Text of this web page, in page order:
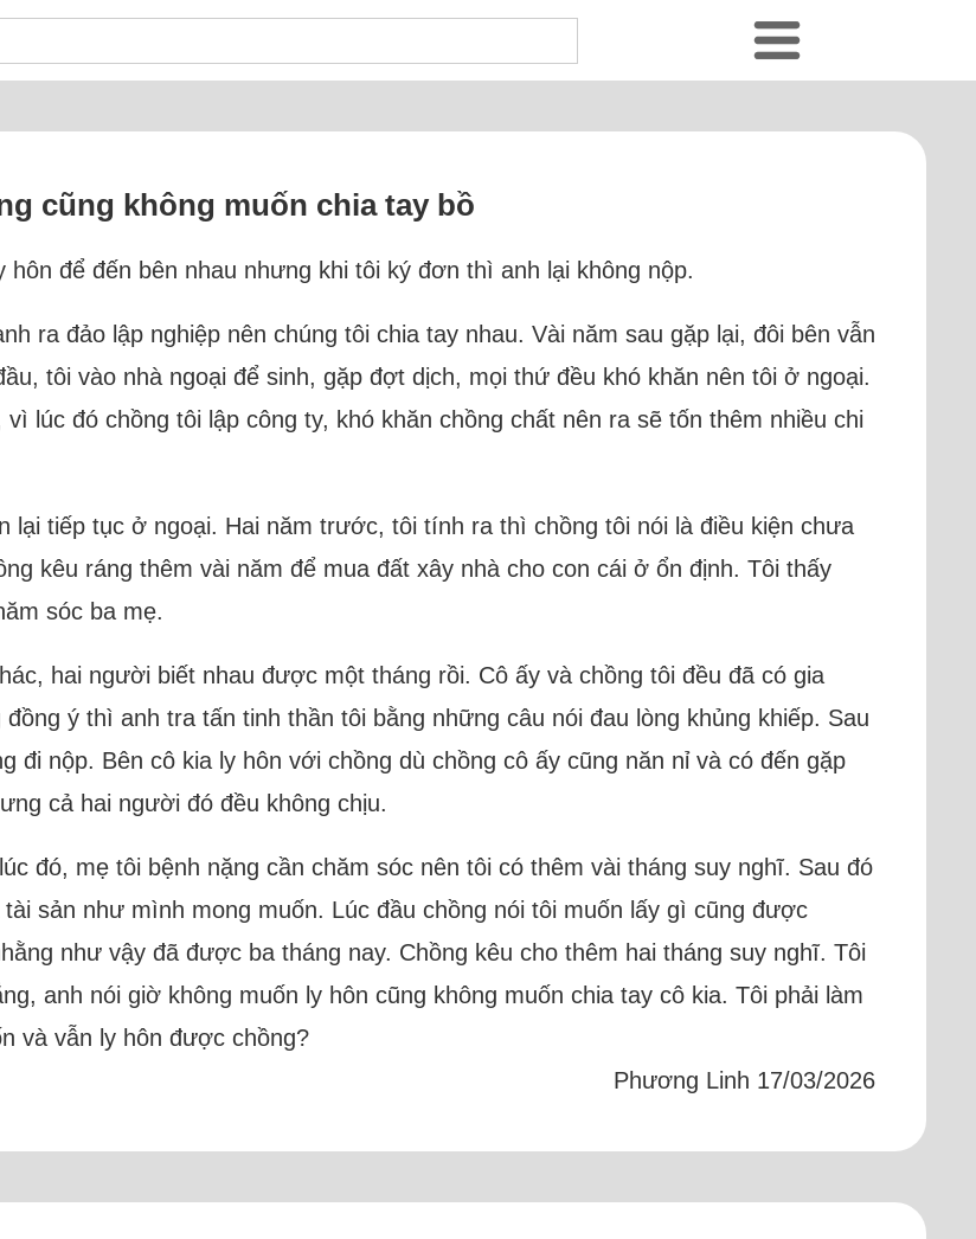
cũng không muốn chia tay bồ
để đến bên nhau nhưng khi tôi ký đơn thì anh lại không nộp.
ra đảo lập nghiệp nên chúng tôi chia tay nhau. Vài năm sau gặp lại, đôi bên vẫn
tôi vào nhà ngoại để sinh, gặp đợt dịch, mọi thứ đều khó khăn nên tôi ở ngoại.
lúc đó chồng tôi lập công ty, khó khăn chồng chất nên ra sẽ tốn thêm nhiều chi
lại tiếp tục ở ngoại. Hai năm trước, tôi tính ra thì chồng tôi nói là điều kiện chưa
kêu ráng thêm vài năm để mua đất xây nhà cho con cái ở ổn định. Tôi thấy
sóc ba mẹ.
hai người biết nhau được một tháng rồi. Cô ấy và chồng tôi đều đã có gia
ý thì anh tra tấn tinh thần tôi bằng những câu nói đau lòng khủng khiếp. Sau
đi nộp. Bên cô kia ly hôn với chồng dù chồng cô ấy cũng năn nỉ và có đến gặp
cả hai người đó đều không chịu.
đó, mẹ tôi bệnh nặng cần chăm sóc nên tôi có thêm vài tháng suy nghĩ. Sau đó
sản như mình mong muốn. Lúc đầu chồng nói tôi muốn lấy gì cũng được
như vậy đã được ba tháng nay. Chồng kêu cho thêm hai tháng suy nghĩ. Tôi
anh nói giờ không muốn ly hôn cũng không muốn chia tay cô kia. Tôi phải làm
và vẫn ly hôn được chồng?
Phương Linh 17/03/2026